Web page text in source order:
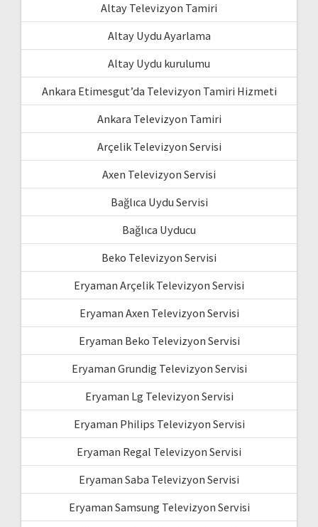
Altay Televizyon Tamiri
Altay Uydu Ayarlama
Altay Uydu kurulumu
Ankara Etimesgut’da Televizyon Tamiri Hizmeti
Ankara Televizyon Tamiri
Arçelik Televizyon Servisi
Axen Televizyon Servisi
Bağlıca Uydu Servisi
Bağlıca Uyducu
Beko Televizyon Servisi
Eryaman Arçelik Televizyon Servisi
Eryaman Axen Televizyon Servisi
Eryaman Beko Televizyon Servisi
Eryaman Grundig Televizyon Servisi
Eryaman Lg Televizyon Servisi
Eryaman Philips Televizyon Servisi
Eryaman Regal Televizyon Servisi
Eryaman Saba Televizyon Servisi
Eryaman Samsung Televizyon Servisi